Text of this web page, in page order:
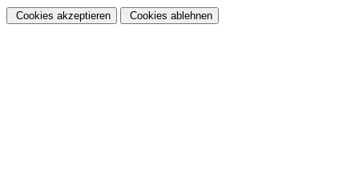
Cookies akzeptieren Cookies ablehnen